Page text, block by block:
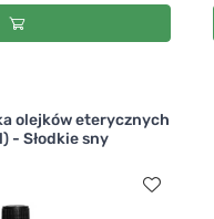
olejków eterycznych
- Słodkie sny